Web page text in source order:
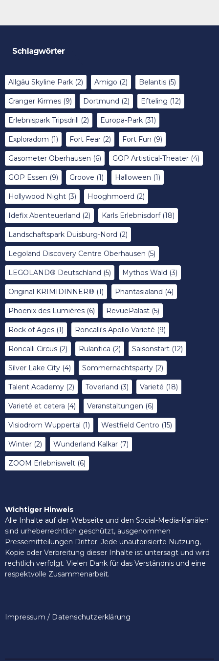
Schlagwörter
Allgäu Skyline Park (2) Amigo (2) Belantis (5)
Cranger Kirmes (9) Dortmund (2) Efteling (12)
Erlebnispark Tripsdrill (2) Europa-Park (31)
Exploradom (1) Fort Fear (2) Fort Fun (9)
Gasometer Oberhausen (6) GOP Artistical-Theater (4)
GOP Essen (9) Groove (1) Halloween (1)
Hollywood Night (3) Hooghmoerd (2)
Idefix Abenteuerland (2) Karls Erlebnisdorf(18)
Landschaftspark Duisburg-Nord (2)
Legoland Discovery Centre Oberhausen (5)
LEGOLAND® Deutschland (5) Mythos Wald (3)
Original KRIMIDINNER® (1) Phantasialand (4)
Phoenix des Lumières (6) RevuePalast (5)
Rock of Ages (1) Roncalli's Apollo Varieté (9)
Roncalli Circus (2) Rulantica (2) Saisonstart (12)
Silver Lake City (4) Sommernachtsparty (2)
Talent Academy (2) Toverland (3) Varieté (18)
Varieté et cetera (4) Veranstaltungen (6)
Visiodrom Wuppertal (1) Westfield Centro (15)
Winter (2) Wunderland Kalkar (7)
ZOOM Erlebniswelt (6)
Wichtiger Hinweis
Alle Inhalte auf der Webseite und den Social-Media-Kanälen
sind urheberrechtlich geschützt, ausgenommen
Pressemitteilungen Dritter. Jede unautorisierte Nutzung,
Kopie oder Verbreitung dieser Inhalte ist untersagt und wird
rechtlich verfolgt. Vielen Dank für das Verständnis und eine
respektvolle Zusammenarbeit.
Impressum / Datenschutzerklärung